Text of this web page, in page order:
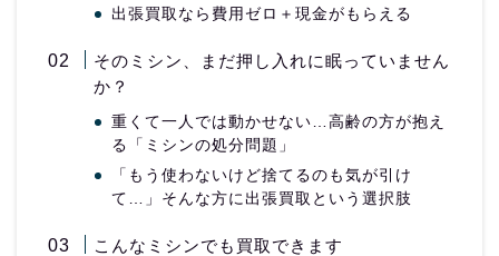
出張買取なら費用ゼロ＋現金がもらえる
そのミシン、まだ押し入れに眠っていません
か？
重くて一人では動かせない…高齢の方が抱え
る「ミシンの処分問題」
「もう使わないけど捨てるのも気が引け
て…」そんな方に出張買取という選択肢
こんなミシンでも買取できます